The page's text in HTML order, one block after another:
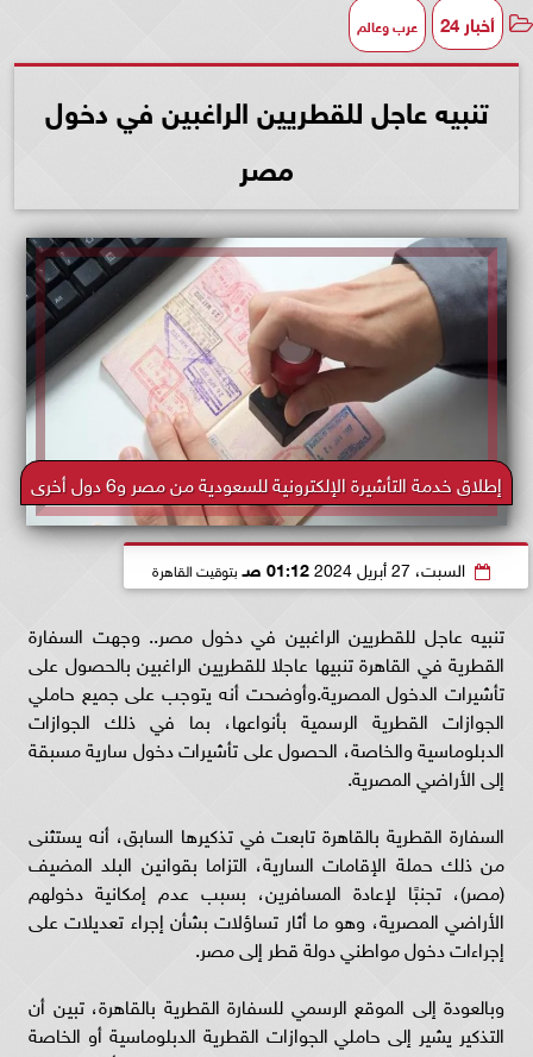
أخبار 24 عرب وعالم
تنبيه عاجل للقطريين الراغبين في دخول
مصر
إطلاق خدمة التأشيرة الإلكترونية للسعودية من مصر و6 دول أخرى
السبت، 27 أبريل 2024 01:12 صـ بتوقيت القاهرة
تنبيه عاجل للقطريين الراغبين في دخول مصر.. وجهت السفارة
القطرية في القاهرة تنبيها عاجلا للقطريين الراغبين بالحصول على
تأشيرات الدخول المصرية.وأوضحت أنه يتوجب على جميع حاملي
الجوازات القطرية الرسمية بأنواعها، بما في ذلك الجوازات
الدبلوماسية والخاصة، الحصول على تأشيرات دخول سارية مسبقة
إلى الأراضي المصرية.
السفارة القطرية بالقاهرة تابعت في تذكيرها السابق، أنه يستثنى
من ذلك حملة الإقامات السارية، التزاما بقوانين البلد المضيف
(مصر)، تجنبًا لإعادة المسافرين، بسبب عدم إمكانية دخولهم
الأراضي المصرية، وهو ما أثار تساؤلات بشأن إجراء تعديلات على
إجراءات دخول مواطني دولة قطر إلى مصر.
وبالعودة إلى الموقع الرسمي للسفارة القطرية بالقاهرة، تبين أن
التذكير يشير إلى حاملي الجوازات القطرية الدبلوماسية أو الخاصة